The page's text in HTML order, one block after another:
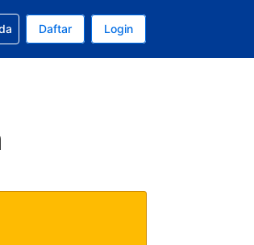
ini adalah Rupiah Indonesia
ini adalah Bahasa Indonesia
pemesanan Anda
Daftar Login